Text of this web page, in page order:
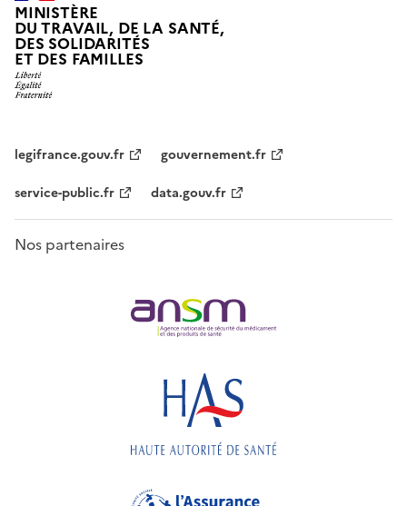
MINISTÈRE
DU TRAVAIL, DE LA SANTÉ,
DES SOLIDARITÉS
ET DES FAMILLES
legifrance.gouv.fr
gouvernement.fr
service-public.fr
data.gouv.fr
Nos partenaires